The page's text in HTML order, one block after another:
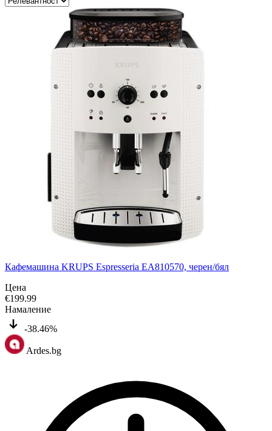
Кафемашина KRUPS Espresseria EA810570, черен/бял
Цена
€199.99
Намаление
-38.46%
Ardes.bg